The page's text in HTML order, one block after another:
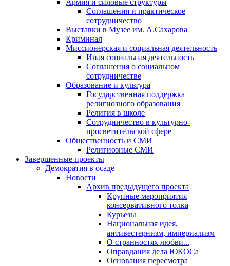
Армия и силовые структуры
Соглашения и практическое
сотрудничество
Выставки в Музее им. А.Сахарова
Криминал
Миссионерская и социальная деятельность
Иная социальная деятельность
Соглашения о социальном
сотрудничестве
Образование и культура
Государственная поддержка
религиозного образования
Религия в школе
Сотрудничество в культурно-
просветительской сфере
Общественность и СМИ
Религиозные СМИ
Завершенные проекты
Демократия в осаде
Новости
Архив предыдущего проекта
Крупные мероприятия
консервативного толка
Курьезы
Национальная идея,
антивестернизм, империализм
О странностях любви...
Оправдания дела ЮКОСа
Основания пересмотра